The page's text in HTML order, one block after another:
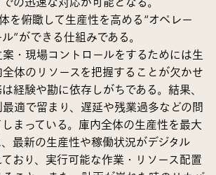
を俯瞰して生産性を高める“オペレー
”ができる仕組みである。
・現場コントロールをするためには生
体のリソースを把握することが欠かせ
経験や勘に依存しがちである。結果、
適で留まり、遅延や残業過多などの問
まっている。庫内全体の生産性を最大
最新の生産性や稼働状況がデジタル
おり、実行可能な作業・リソース配置